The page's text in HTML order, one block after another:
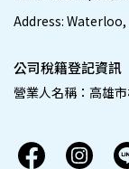
Address:
公司稅籍登記資訊
營業人名稱：高雄